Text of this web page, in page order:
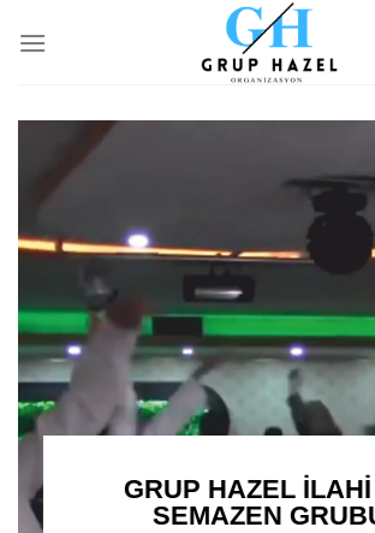
GRUP HAZEL
SEMAZEN